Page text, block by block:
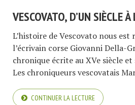
VESCOVATO, D’UN SIÈCLE À
L’histoire de Vescovato nous
l’écrivain corse Giovanni Della-
chronique écrite au XVe siècle et
Les chroniqueurs vescovatais
CONTINUER LA LECTURE